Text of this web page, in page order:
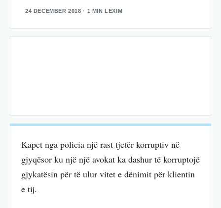
24 DECEMBER 2018 · 1 MIN LEXIM
Kapet nga policia një rast tjetër korruptiv në
gjyqësor ku një një avokat ka dashur të korruptojë
gjykatësin për të ulur vitet e dënimit për klientin
e tij.